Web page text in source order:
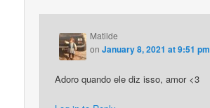
Matilde
onJanuary 8, 2021 at 9:51 pm
Adoro quando ele diz isso, amor <3